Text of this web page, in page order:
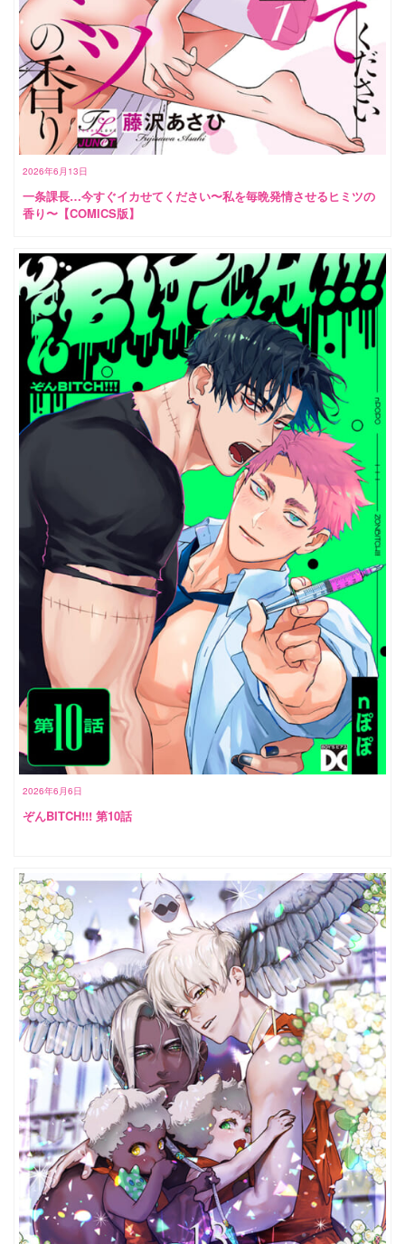
2026年6月13日
一条課長…今すぐイカせてください〜私を毎晩発情させるヒミツの
香り〜【COMICS版】
2026年6月6日
ぞんBITCH!!! 第10話